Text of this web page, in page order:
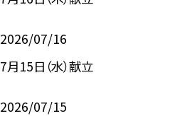
2026/07/16
7月15日（水）献立
2026/07/15